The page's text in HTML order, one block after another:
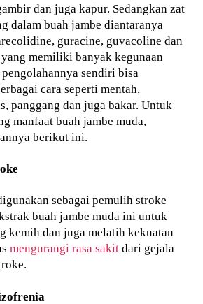
dan juga kapur. Sedangkan zat
dalam buah jambe diantaranya
guracine, guvacoline dan
memiliki banyak kegunaan
sendiri bisa
cara seperti mentah,
panggang dan juga bakar. Untuk
manfaat buah jambe muda,
berikut ini.
sebagai pemulih stroke
buah jambe muda ini untuk
kemih dan juga melatih kekuatan
mengurangi rasa sakit dari gejala